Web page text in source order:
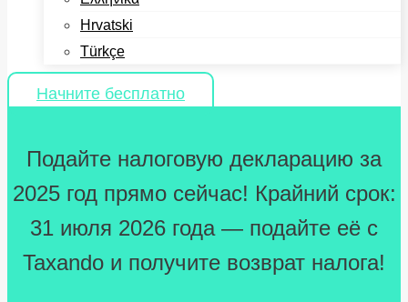
Hrvatski
Türkçe
Начните бесплатно
Подайте налоговую декларацию за
2025 год прямо сейчас! Крайний срок:
31 июля 2026 года — подайте её с
Taxando и получите возврат налога!